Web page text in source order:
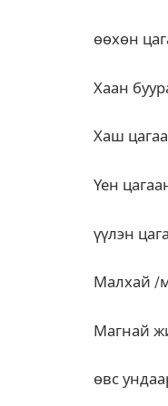
өөхөн
Хаан
Хаш
Үен
үүлэн
Малхай /
Магнай
өвс